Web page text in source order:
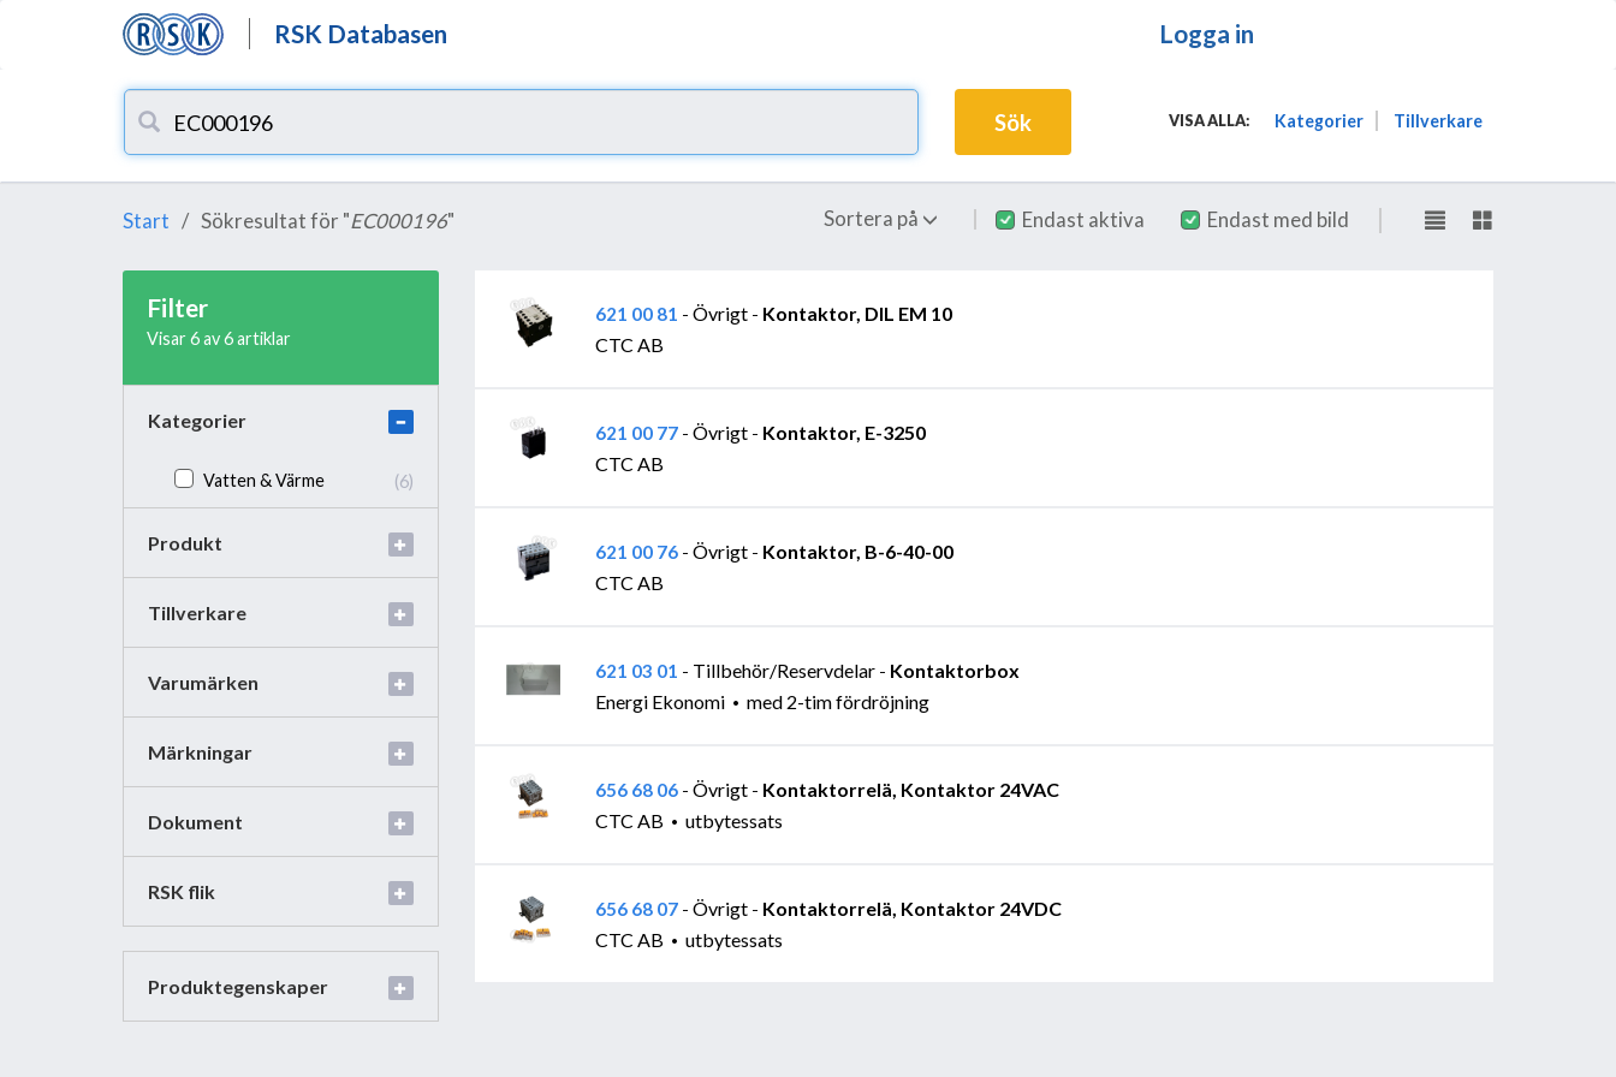
RSK Databasen Logga in
Sök VISA ALLA: Kategorier Tillverkare
Start Sökresultat för "EC000196" Sortera på Endast aktiva Endast med bild
Filter
Visar 6 av 6 artiklar
Kategorier
Vatten & Värme (6)
Produkt
Tillverkare
Varumärken
Märkningar
Dokument
RSK flik
Produktegenskaper
621 00 81 - Övrigt- Kontaktor, DIL EM 10
CTC AB
621 00 77 - Övrigt- Kontaktor, E-3250
CTC AB
621 00 76 - Övrigt- Kontaktor, B-6-40-00
CTC AB
621 03 01 - Tillbehör/Reservdelar- Kontaktorbox
Energi Ekonomi
med 2-tim fördröjning
656 68 06 - Övrigt- Kontaktorrelä, Kontaktor 24VAC
CTC AB
utbytessats
656 68 07 - Övrigt- Kontaktorrelä, Kontaktor 24VDC
CTC AB
utbytessats